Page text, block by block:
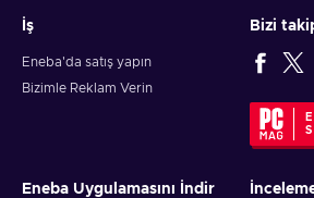
İş
Eneba'da satış yapın
Bizimle Reklam Verin
Bizi
Eneba Uygulamasını İndir